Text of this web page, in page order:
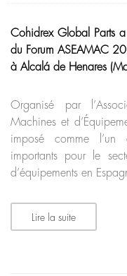
Cohidrex Global Parts
du Forum ASEAMAC
à Alcalá de Henares
Organisé par
Machines et
imposé comme l’un
importants pour le
d’équipements en
Lire la suite